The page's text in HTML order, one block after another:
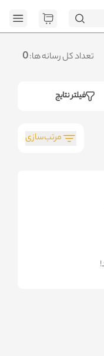
تعداد کل رسانه ها:0
فیلتر نتایج
مرتب‌سازی